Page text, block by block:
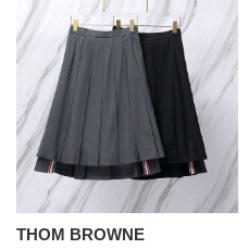
THOM BROWNE